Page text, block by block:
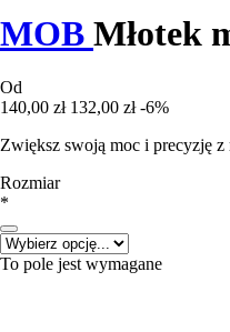
MOB Młotek
Od
140,00 zł 132,00 zł -6%
Zwiększ swoją moc i precyzję
Rozmiar
*
To pole jest wymagane